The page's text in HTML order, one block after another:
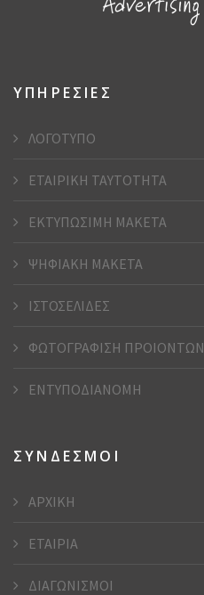
ΥΠΗΡΕΣΙΕΣ
ΛΟΓΟΤΥΠΟ
ΕΤΑΙΡΙΚΗ ΤΑΥΤΟΤΗΤΑ
ΕΚΤΥΠΩΣΙΜΗ ΜΑΚΕΤΑ
ΨΗΦΙΑΚΗ ΜΑΚΕΤΑ
ΙΣΤΟΣΕΛΙΔΕΣ
ΦΩΤΟΓΡΑΦΙΣΗ ΠΡΟΙΟΝΤΩΝ
ΕΝΤΥΠΟΔΙΑΝΟΜΗ
ΣΥΝΔΕΣΜΟΙ
ΑΡΧΙΚΗ
ΕΤΑΙΡΙΑ
ΔΙΑΓΩΝΙΣΜΟΙ